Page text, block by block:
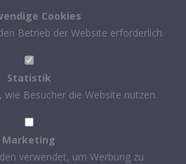
Cookies
Betrieb der Website erforderlich.
Statistik
wie Besucher die Website nutzen.
Marketing
verwendet, um Werbung zu